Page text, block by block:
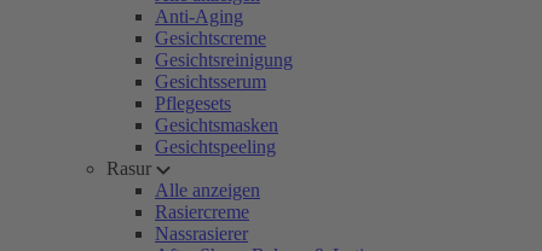
Anti-Aging
Gesichtscreme
Gesichtsreinigung
Gesichtsserum
Pflegesets
Gesichtsmasken
Gesichtspeeling
Rasur
Alle anzeigen
Rasiercreme
Nassrasierer